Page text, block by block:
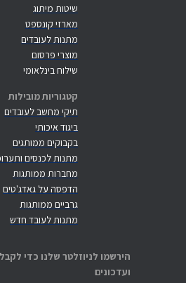
שיטות מיתוג
מארזי קונספט
מתנות לעובדים
מוצרי פרסום
שילוח בינלאומי
קטגוריות מובילות
תיקי מחשב לעובדים
ביגוד איכותי
בקבוקים ממותגים
מתנות לכנסים
מחברות ממותגות
הדפסה על גאדג'טים
גרביים ממותגות
מתנות לעובד חדש
הירשמו לניוזלטר שלנו כדי
ועדכונים